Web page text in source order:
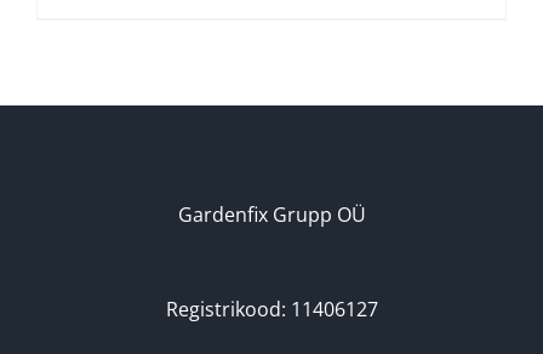
Gardenfix Grupp OÜ
Registrikood: 11406127